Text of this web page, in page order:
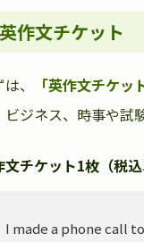
英作文チケット
、 「英作文チケッ
ビジネス、時事や試
文チケット1枚（税
I made a phone call